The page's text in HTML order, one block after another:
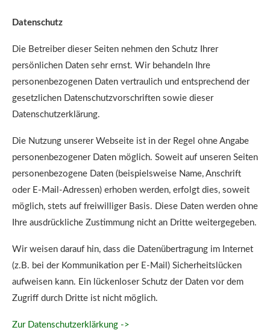
Datenschutz
Die Betreiber dieser Seiten nehmen den Schutz Ihrer
persönlichen Daten sehr ernst. Wir behandeln Ihre
personenbezogenen Daten vertraulich und entsprechend der
gesetzlichen Datenschutzvorschriften sowie dieser
Datenschutzerklärung.
Die Nutzung unserer Webseite ist in der Regel ohne Angabe
personenbezogener Daten möglich. Soweit auf unseren Seiten
personenbezogene Daten (beispielsweise Name, Anschrift
oder E-Mail-Adressen) erhoben werden, erfolgt dies, soweit
möglich, stets auf freiwilliger Basis. Diese Daten werden ohne
Ihre ausdrückliche Zustimmung nicht an Dritte weitergegeben.
Wir weisen darauf hin, dass die Datenübertragung im Internet
(z.B. bei der Kommunikation per E-Mail) Sicherheitslücken
aufweisen kann. Ein lückenloser Schutz der Daten vor dem
Zugriff durch Dritte ist nicht möglich.
Zur Datenschutzerklärkung ->